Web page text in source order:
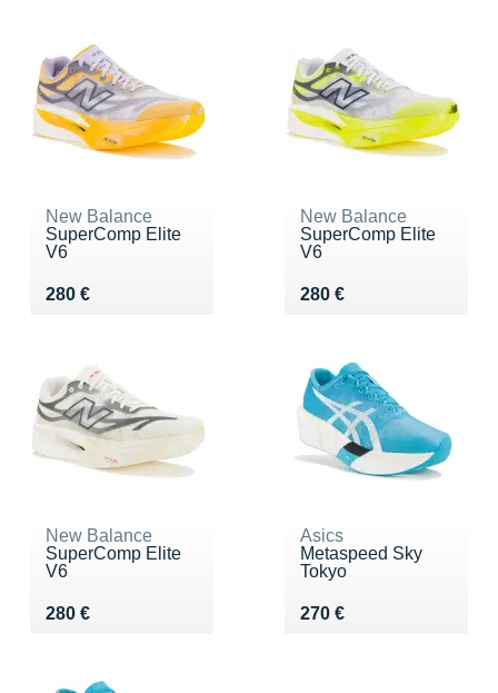
New Balance
SuperComp Elite
V6
280 €
Vendu 280 €
New Balance
SuperComp Elite
V6
280 €
Vendu 280 €
New Balance
SuperComp Elite
V6
280 €
Vendu 280 €
Asics
Metaspeed Sky
Tokyo
270 €
Vendu 270 €